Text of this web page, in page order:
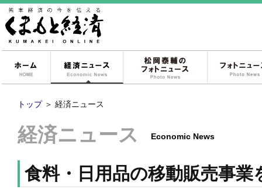
経済ニュース
トップ ＞ 経済ニュース
経済ニュース Economic News
食料・日用品の移動販売事